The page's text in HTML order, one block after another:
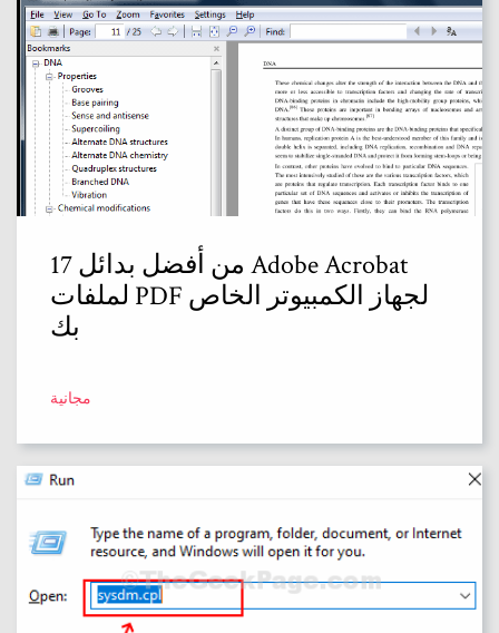
17 من أفضل بدائل Adobe Acrobat
لملفات PDF لجهاز الكمبيوتر الخاص
بك
مجانية